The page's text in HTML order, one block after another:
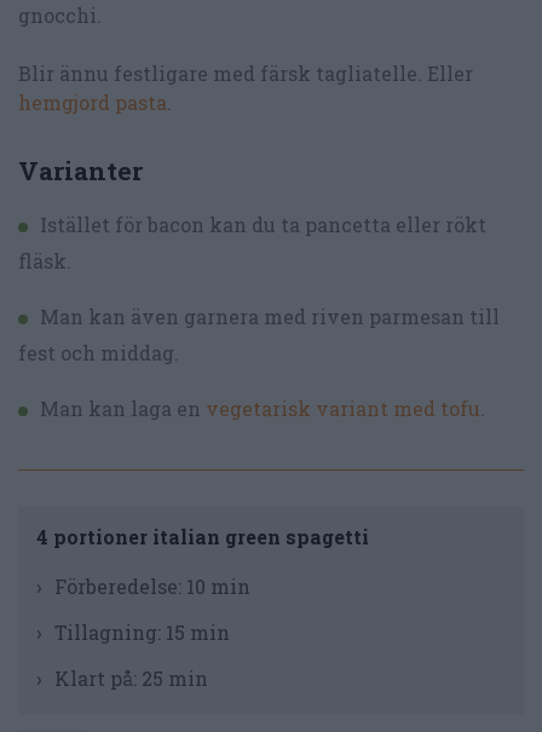
gnocchi.
Blir ännu festligare med färsk tagliatelle. Eller
hemgjord pasta
Varianter
Istället för bacon kan du ta pancetta eller rökt
fläsk.
Man kan även garnera med riven parmesan till
fest och middag.
Man kan laga en vegetarisk variant med tofu.
4 portioner italian green spagetti
Förberedelse: 10 min
Tillagning: 15 min
Klart på: 25 min